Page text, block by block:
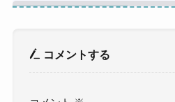
コメントする